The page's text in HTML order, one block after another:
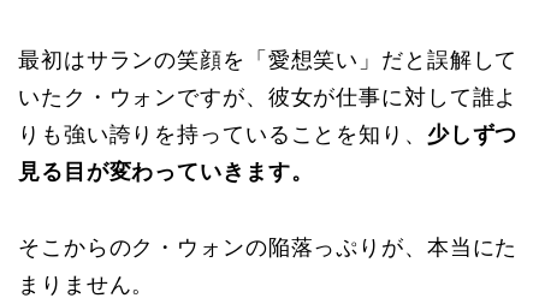
最初はサランの笑顔を「愛想笑い」だと誤解して
いたク・ウォンですが、彼女が仕事に対して誰よ
りも強い誇りを持っていることを知り、 少しずつ
見る目が変わっていきます。
そこからのク・ウォンの陥落っぷりが、本当にた
まりません。